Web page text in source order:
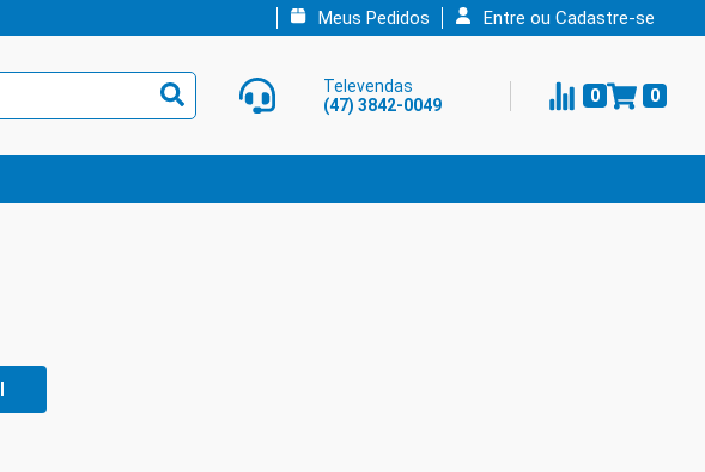
Meus Pedidos Entre ou Cadastre-se
Televendas
(47) 3842-0049
0 0